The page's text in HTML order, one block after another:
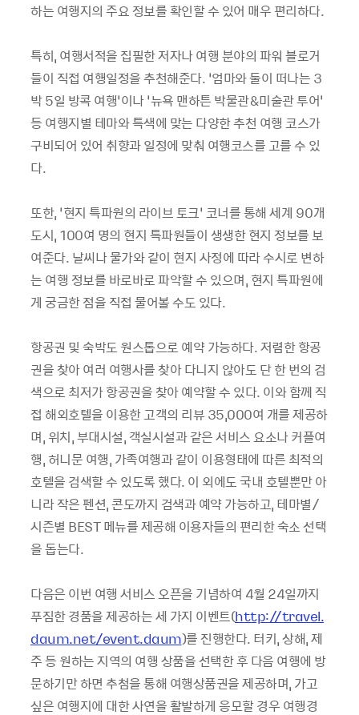
하는 여행지의 주요 정보를 확인할 수 있어 매우 편리하다.
특히, 여행서적을 집필한 저자나 여행 분야의 파워 블로거
들이 직접 여행일정을 추천해준다. ‘엄마와 둘이 떠나는 3
박 5일 방콕 여행’이나 ‘뉴욕 맨하튼 박물관&미술관 투어’
등 여행지별 테마와 특색에 맞는 다양한 추천 여행 코스가
구비되어 있어 취향과 일정에 맞춰 여행코스를 고를 수 있
다.
또한, ‘현지 특파원의 라이브 토크’ 코너를 통해 세계 90개
도시, 100여 명의 현지 특파원들이 생생한 현지 정보를 보
여준다. 날씨나 물가와 같이 현지 사정에 따라 수시로 변하
는 여행 정보를 바로바로 파악할 수 있으며, 현지 특파원에
게 궁금한 점을 직접 물어볼 수도 있다.
항공권 및 숙박도 원스톱으로 예약 가능하다. 저렴한 항공
권을 찾아 여러 여행사를 찾아 다니지 않아도 단 한 번의 검
색으로 최저가 항공권을 찾아 예약할 수 있다. 이와 함께 직
접 해외호텔을 이용한 고객의 리뷰 35,000여 개를 제공하
며, 위치, 부대시설, 객실시설과 같은 서비스 요소나 커플여
행, 허니문 여행, 가족여행과 같이 이용형태에 따른 최적의
호텔을 검색할 수 있도록 했다. 이 외에도 국내 호텔뿐만 아
니라 작은 펜션, 콘도까지 검색과 예약 가능하고, 테마별/
시즌별 BEST 메뉴를 제공해 이용자들의 편리한 숙소 선택
을 돕는다.
다음은 이번 여행 서비스 오픈을 기념하여 4월 24일까지
푸짐한 경품을 제공하는 세 가지 이벤트(http://travel.
daum.net/event.daum)를 진행한다. 터키, 상해, 제
주 등 원하는 지역의 여행 상품을 선택한 후 다음 여행에 방
문하기만 하면 추첨을 통해 여행상품권을 제공하며, 가고
싶은 여행지에 대한 사연을 활발하게 응모할 경우 여행경